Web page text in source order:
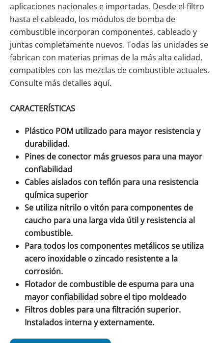
aplicaciones nacionales e importadas. Desde el filtro
hasta el cableado, los módulos de bomba de
combustible incorporan componentes, cableado y
juntas completamente nuevos. Todas las unidades se
fabrican con materias primas de la más alta calidad,
compatibles con las mezclas de combustible actuales.
Consulte más detalles aquí.
CARACTERÍSTICAS
Plástico POM utilizado para mayor resistencia y
durabilidad.
Pines de conector más gruesos para una mayor
confiabilidad
Cables aislados con teflón para una resistencia
química superior
Se utiliza nitrilo o vitón para componentes de
caucho para una larga vida útil y resistencia al
combustible.
Para todos los componentes metálicos se utiliza
acero inoxidable o zincado resistente a la
corrosión.
Flotador de combustible de espuma para una
mayor confiabilidad sobre el tipo moldeado
Filtros dobles para una filtración superior.
Instalados interna y externamente.